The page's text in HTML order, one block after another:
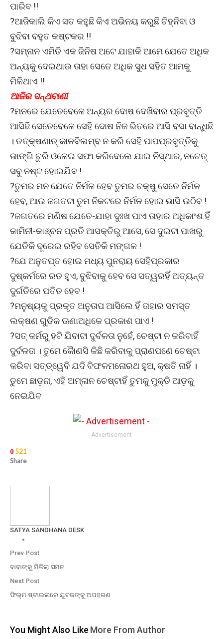
ପାରିବ !!
?ଆଜିକାଲି କିଏ ସତ କହୁଛି କିଏ ଅଭିନୟ କରୁଛି ଚିହ୍ନିବା ଓ
ବୁଝିବା ବହୁତ କଷ୍ଟକର !!
?ସମ୍ନାନ ଏମିତି ଏକ ଜିନିଷ ଅଟେ ଯାହାକି ଆମେ ଯେତେ ଅଧିକ
ଅନ୍ୟକୁ ଦେଇଥାଉ ତାହା ସେତେ ଅଧିକ ସୁଧ ସହିତ ଆମକୁ
ମିଳିଥାଏ !!
ଆଜିର ସନ୍ଥବାଣୀ
?ମନରେ ଯେତେବେଳେ ଅନ୍ୟର ଦୋଷ ଦେଖିବାର ପ୍ରବୃତ୍ତି
ଆସିଛି ସେତେବେଳେ ସେହି ଦୋଷ ନିଜ ଭିତରେ ଆସି ବସା ବାନ୍ଧିଛି
। ତତ୍କ୍ଷଣାତ୍ କାଳବିଲମ୍ବ ନ କରି ସେହି ପାପପ୍ରବୃତ୍ତିକୁ
ଭାଙ୍ଗି ଚୁରି ଓଳେଇ ସଫା କରିଦେଲେ ଯାଇ ନିସ୍ଥାର, ନଚେତ୍
ସବୁ ନଷ୍ଟ ହୋଇଯିବ !
?ତୁମର ମନ ଯେତେ ନିର୍ମଳ ହେବ ତୁମର ଚକ୍ଷୁ ସେତେ ନିର୍ମଳ
ହେବ, ଆଉ ଜଗତଟା ତୁମ ନିକଟରେ ନିର୍ମଳ ହୋଇ ଭାସି ଉଠିବ !
?ଜଗତରେ ମଣିଷ ଯେତେ-ଯାହା ଦୁଃଖ ପାଏ ତାହାର ଅଧିକାଂଶ ହିଁ
କାମିନୀ-କାଞ୍ଚନ ପ୍ରତି ଆସକ୍ତିରୁ ଆସେ, ସେ ଦୁଇଟା ପାଖରୁ
ଯେତିକି ଦୂରେଇ ରହିବ ସେତିକି ମଙ୍ଗଳ !
?ଯେ ଅନୁତପ୍ତ ହୋଇ ମଧ୍ୟ ପୁନରାୟ ସେହିପ୍ରକାର
ଦୁଷ୍କର୍ମରେ ରତ ହୁଏ, ବୁଝିବାକୁ ହେବ ସେ ସତ୍ୱରହିଁ ଅତ୍ୟନ୍ତ
ଦୁର୍ଗତିରେ ପତିତ ହେବ !
?ମନୁଷ୍ୟକୁ ପ୍ରକୃତ ଅନୁତାପ ଆସିଲେ ହିଁ ତାହାର ସମସ୍ତ
ଲକ୍ଷଣ ଗୁଡିକ ଊଣାଅଧିକେ ପ୍ରକାଶ ପାଏ !
?ସତ୍ କର୍ମରୁ ହଟି ଯିବାଟା ଦୁର୍ବଳତା ନୁହେଁ, ଚେଷ୍ଟା ନ କରିବାହିଁ
ଦୁର୍ବଳତା । ତୁମେ କୈାଣସି କିଛି କରିବାକୁ ପ୍ରାଣପଣେ ଚେଷ୍ଟା
କରିବା ସତ୍ତ୍ୱେବି ଯଦି ବିଫଳମନୋରଥ ହୁଅ, କ୍ଷତି ନାହିଁ ।
ତୁମେ ଛାଡ଼ନା, ଏହି ଅମ୍ଳାନ ଚେଷ୍ଟାହିଁ ତୁମକୁ ମୁକ୍ତି ଆଡ଼କୁ
ନେଇଯିବ
- Advertisement -
0 521
Share
SATYA SANDHANA DESK
Prev Post
ବାବାଙ୍କୁ ମିଳିଲା ସମନ
Next Post
ଫିଲ୍ମ ଷ୍ଟାଇଲରେ ଯୁବକଙ୍କୁ ଅପହରଣ
You Might Also Like More From Author